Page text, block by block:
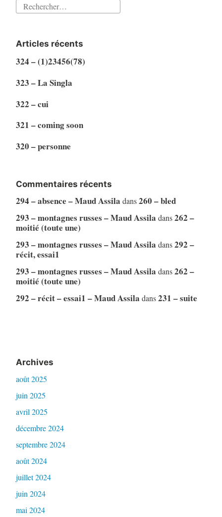
Rechercher :
Articles récents
324 – (1)23456(78)
323 – La Singla
322 – cui
321 – coming soon
320 – personne
Commentaires récents
294 – absence – Maud Assila dans260 – bled
293 – montagnes russes – Maud Assila dans262 –
moitié (toute une)
293 – montagnes russes – Maud Assila dans292 –
récit, essai1
293 – montagnes russes – Maud Assila dans262 –
moitié (toute une)
292 – récit – essai1 – Maud Assila dans231 – suite
Archives
août 2025
juin 2025
avril 2025
décembre 2024
septembre 2024
août 2024
juillet 2024
juin 2024
mai 2024